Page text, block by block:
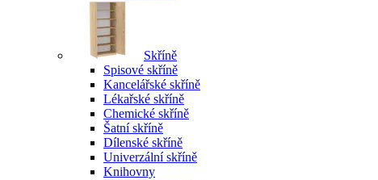
Skříně
Spisové skříně
Kancelářské skříně
Lékařské skříně
Chemické skříně
Šatní skříně
Dílenské skříně
Univerzální skříně
Knihovny